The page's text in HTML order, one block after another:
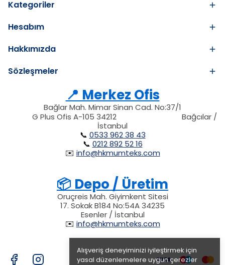
Alışveriş deneyiminizi iyileştirmek için
yasal düzenlemelere uygun çerezler
Kategoriler
Hesabım
Hakkımızda
Sözleşmeler
📍 Merkez Ofis
Bağlar Mah. Mimar Sinan Cad. No:37/1
G Plus Ofis A-105 34212
Bağcılar /
İstanbul
📞 0533 962 38 43
📞 0212 892 52 16
✉️ info@hkmumteks.com
📦 Depo / Üretim
Oruçreis Mah. Giyimkent Sitesi
17. Sokak B184 No:54A 34235
Esenler / İstanbul
✉️ info@hkmumteks.com